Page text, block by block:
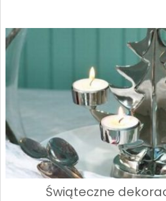
Świąteczne